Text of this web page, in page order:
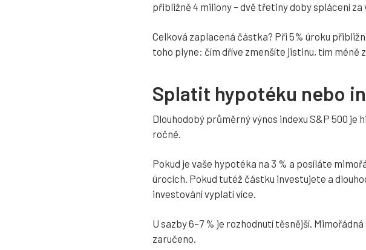
přibližně 4 miliony – dvě třetiny doby splácení
Celková zaplacená částka? Při 5% úroku
toho plyne: čím dříve zmenšíte jistinu, tím méně
Splatit hypotéku nebo
Dlouhodobý průměrný výnos indexu S&P 500
ročně.
Pokud je vaše hypotéka na 3 % a posíláte
úrocích. Pokud tutéž částku investujete a
investování vyplatí více.
U sazby 6–7 % je rozhodnutí těsnější.
zaručeno.